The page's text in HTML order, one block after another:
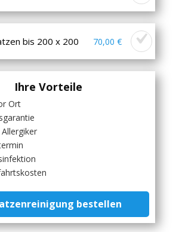
bis 200 x 200 70,00 €
Ihre Vorteile
Ort
bestellen